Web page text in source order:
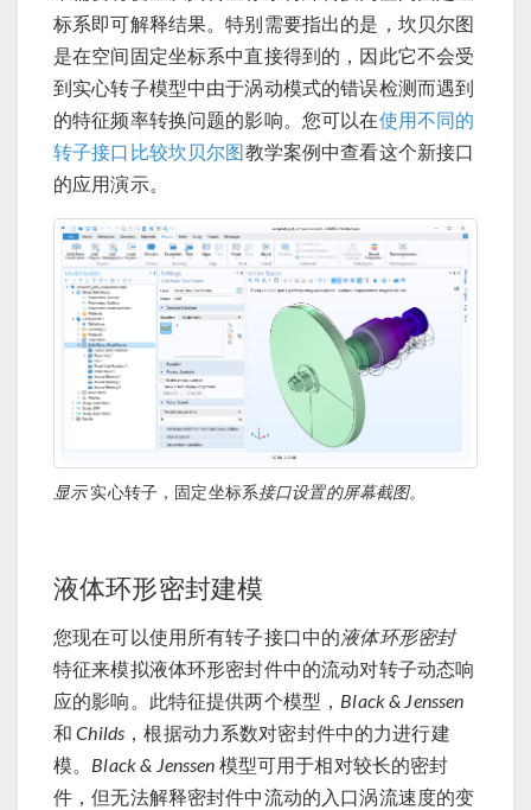
标系即可解释结果。特别需要指出的是，坎贝尔图
是在空间固定坐标系中直接得到的，因此它不会受
到实心转子模型中由于涡动模式的错误检测而遇到
的特征频率转换问题的影响。您可以在使用不同的
转子接口比较坎贝尔图教学案例中查看这个新接口
的应用演示。
显示实心转子，固定坐标系接口设置的屏幕截图。
液体环形密封建模
您现在可以使用所有转子接口中的液体环形密封
特征来模拟液体环形密封件中的流动对转子动态响
应的影响。此特征提供两个模型， Black & Jenssen
和Childs ，根据动力系数对密封件中的力进行建
模。 Black & Jenssen 模型可用于相对较长的密封
件，但无法解释密封件中流动的入口涡流速度的变